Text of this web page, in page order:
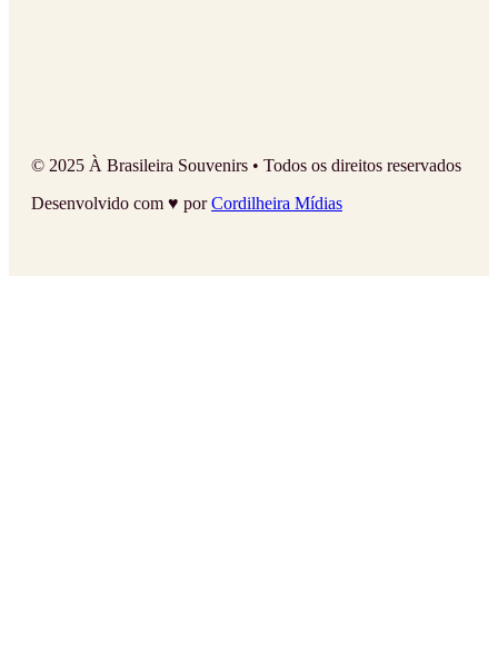
© 2025 À Brasileira Souvenirs • Todos os direitos reservados
Desenvolvido com ♥ porCordilheira Mídias